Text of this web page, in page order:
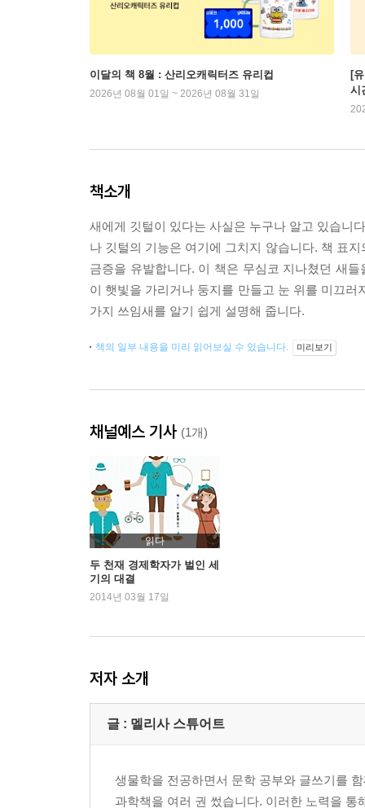
이달의 책 8월 : 산리오캐릭터즈 유리컵
2026년 08월 01일 ~ 2026년 08월 31일
[
시
책소개
새에게 깃털이 있다는 사실은 누구나 알고 있습니
나 깃털의 기능은 여기에 그치지 않습니다. 책 표
금증을 유발합니다. 이 책은 무심코 지나쳤던 새
이 햇빛을 가리거나 둥지를 만들고 눈 위를 미끄
가지 쓰임새를 알기 쉽게 설명해 줍니다.
책의 일부 내용을 미리 읽어보실 수 있습니다. 미리보기
채널예스 기사 (1개)
읽다
두 천재 경제학자가 벌인 세
기의 대결
2014년 03월 17일
저자 소개
글 : 멜리사 스튜어트
생물학을 전공하면서 문학 공부와 글쓰기를
과학책을 여러 권 썼습니다. 이러한 노력을